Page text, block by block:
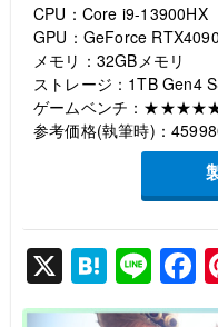
CPU：Core i9-13900HX
GPU：GeForce
メモリ：32GBメモリ
ストレージ：1TB Gen4
ゲームベンチ：
参考価格(執筆時)：
X H
at
Li
n
F
a